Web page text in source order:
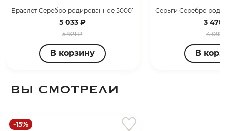
Браслет Серебро родированное 50001
5 033 ₽
5 921 ₽
В корзину
3
4 092
В
ВЫ СМОТРЕЛИ
-15%